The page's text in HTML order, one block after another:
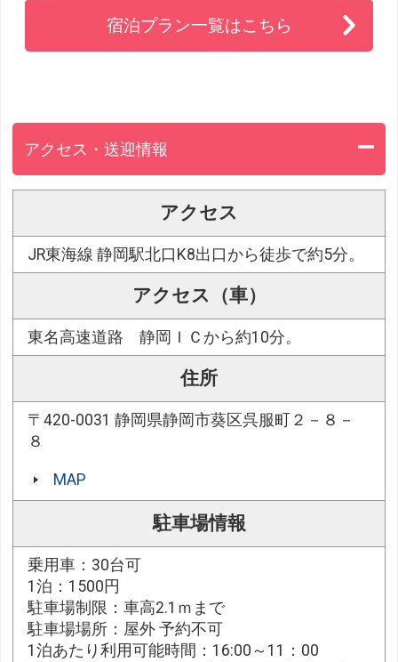
宿泊プラン一覧はこちら
アクセス・送迎情報
アクセス
JR東海線 静岡駅北口K8出口から徒歩で約5分。
アクセス（車）
東名高速道路 静岡ＩＣから約10分。
住所
〒420-0031 静岡県静岡市葵区呉服町２－８－
８
MAP
駐車場情報
乗用車：30台可
1泊：1500円
駐車場制限：車高2.1ｍまで
駐車場場所：屋外 予約不可
1泊あたり利用可能時間：16:00～11：00